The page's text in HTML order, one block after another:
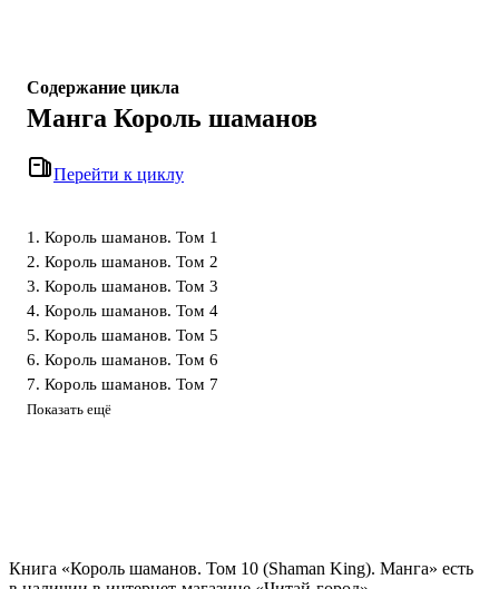
Содержание цикла
Манга Король шаманов
Перейти к циклу
1. Король шаманов. Том 1
2. Король шаманов. Том 2
3. Король шаманов. Том 3
4. Король шаманов. Том 4
5. Король шаманов. Том 5
6. Король шаманов. Том 6
7. Король шаманов. Том 7
Показать ещё
Книга «Король шаманов. Том 10 (Shaman King). Манга» есть